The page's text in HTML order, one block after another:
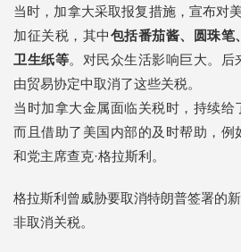
当时，加拿大采取报复措施，宣布对
加征关税，其中包括番茄酱、圆珠笔
卫生纸等。对民众生活影响巨大。后
由贸易协定中取消了这些关税。
当时加拿大金属面临关税时，持续给
而且借助了美国内部的及时帮助，例
和党主席查克·格拉斯利。
格拉斯利曾威胁要取消特朗普签署的
非取消关税。